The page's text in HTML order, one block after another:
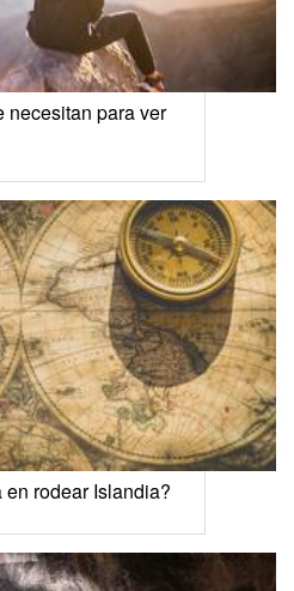
necesitan para ver
rodear Islandia?